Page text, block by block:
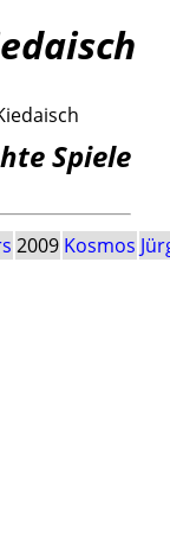
Spiele
2009 Kosmos